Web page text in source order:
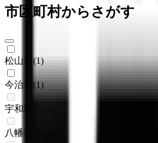
市区町村からさがす
松山市 (1)
今治市 (1)
宇和島市
八幡浜市